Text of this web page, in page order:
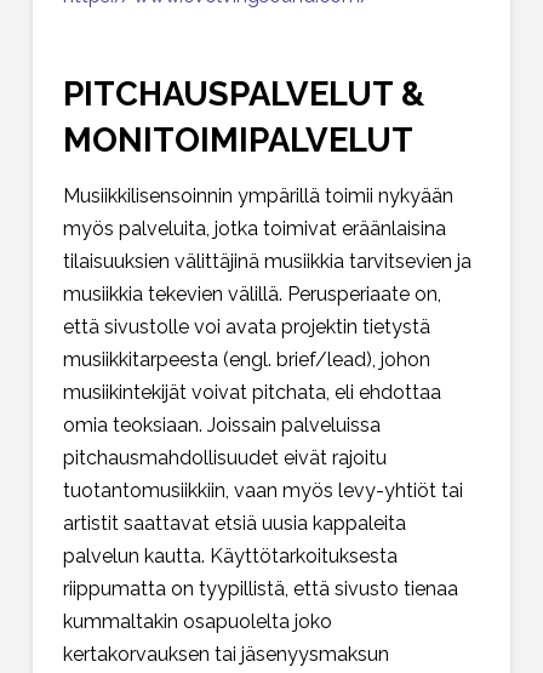
PITCHAUSPALVELUT &
MONITOIMIPALVELUT
Musiikkilisensoinnin ympärillä toimii nykyään
myös palveluita, jotka toimivat eräänlaisina
tilaisuuksien välittäjinä musiikkia tarvitsevien ja
musiikkia tekevien välillä. Perusperiaate on,
että sivustolle voi avata projektin tietystä
musiikkitarpeesta (engl. brief/lead), johon
musiikintekijät voivat pitchata, eli ehdottaa
omia teoksiaan. Joissain palveluissa
pitchausmahdollisuudet eivät rajoitu
tuotantomusiikkiin, vaan myös levy-yhtiöt tai
artistit saattavat etsiä uusia kappaleita
palvelun kautta. Käyttötarkoituksesta
riippumatta on tyypillistä, että sivusto tienaa
kummaltakin osapuolelta joko
kertakorvauksen tai jäsenyysmaksun